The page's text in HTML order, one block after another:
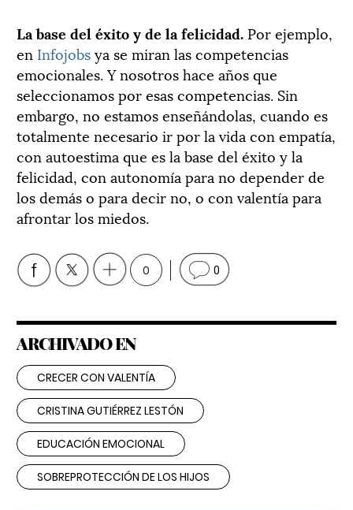
La base del éxito y de la felicidad. Por ejemplo,
en Infojobsya se miran las competencias
emocionales. Y nosotros hace años que
seleccionamos por esas competencias. Sin
embargo, no estamos enseñándolas, cuando es
totalmente necesario ir por la vida con empatía,
con autoestima que es la base del éxito y la
felicidad, con autonomía para no depender de
los demás o para decir no, o con valentía para
afrontar los miedos.
0 0
ARCHIVADO EN
CRECER CON VALENTÍA
CRISTINA GUTIÉRREZ LESTÓN
EDUCACIÓN EMOCIONAL
SOBREPROTECCIÓN DE LOS HIJOS